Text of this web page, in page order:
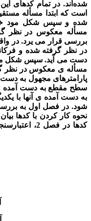
شده‌اند. در تمام کدهای
است که ابتدا مسأله
شده و سپس شکل مود
مسأله معکوس در نظر
بررسی قرار می یرد. در
در نظر گرفته شده و
دست می آید. سپس شکل
مسأله ی معکوس در نظر
پارامترهای مجهول به دست
سطح مقطع به دست آمده و
به دست آمده ی آنها با
شود. در فصل اول به
نحوه کار کردن با کدها